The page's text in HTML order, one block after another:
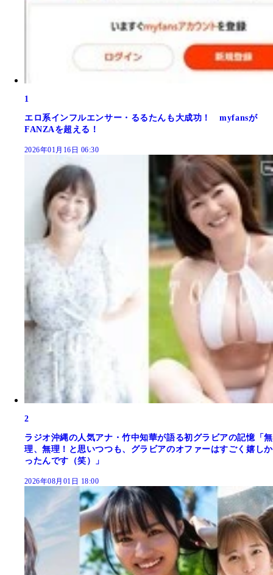
1
エロ系インフルエンサー・るるたんも大成功！ myfansが
FANZAを超える！
2026年01月16日 06:30
2
ラジオ沖縄の人気アナ・竹中知華が語る初グラビアの記憶「無
理、無理！と思いつつも、グラビアのオファーはすごく嬉しか
ったんです（笑）」
2026年08月01日 18:00